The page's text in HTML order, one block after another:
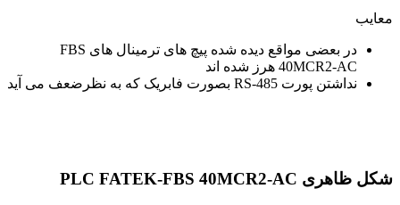
بعضی مواقع دیده شده پیچ های ترمینال هایFBS
40MCR2-هرز شده اند
پورتRS-485 بصورت فابریک که به نظرضعف می آید
PLC FATEK-FBS 40MCR2-AC